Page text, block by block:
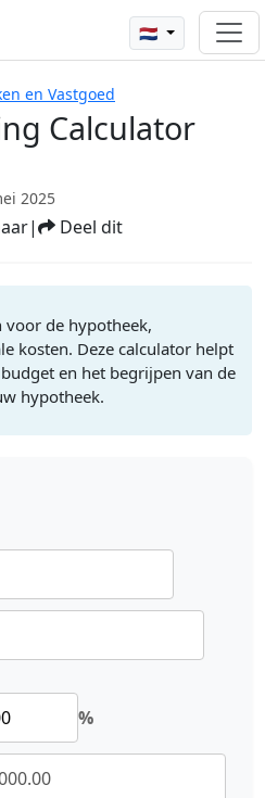
🇳🇱
en Vastgoed
Calculator
2025
| Deel dit
voor de hypotheek,
kosten. Deze calculator helpt
en het begrijpen van de
hypotheek.
%